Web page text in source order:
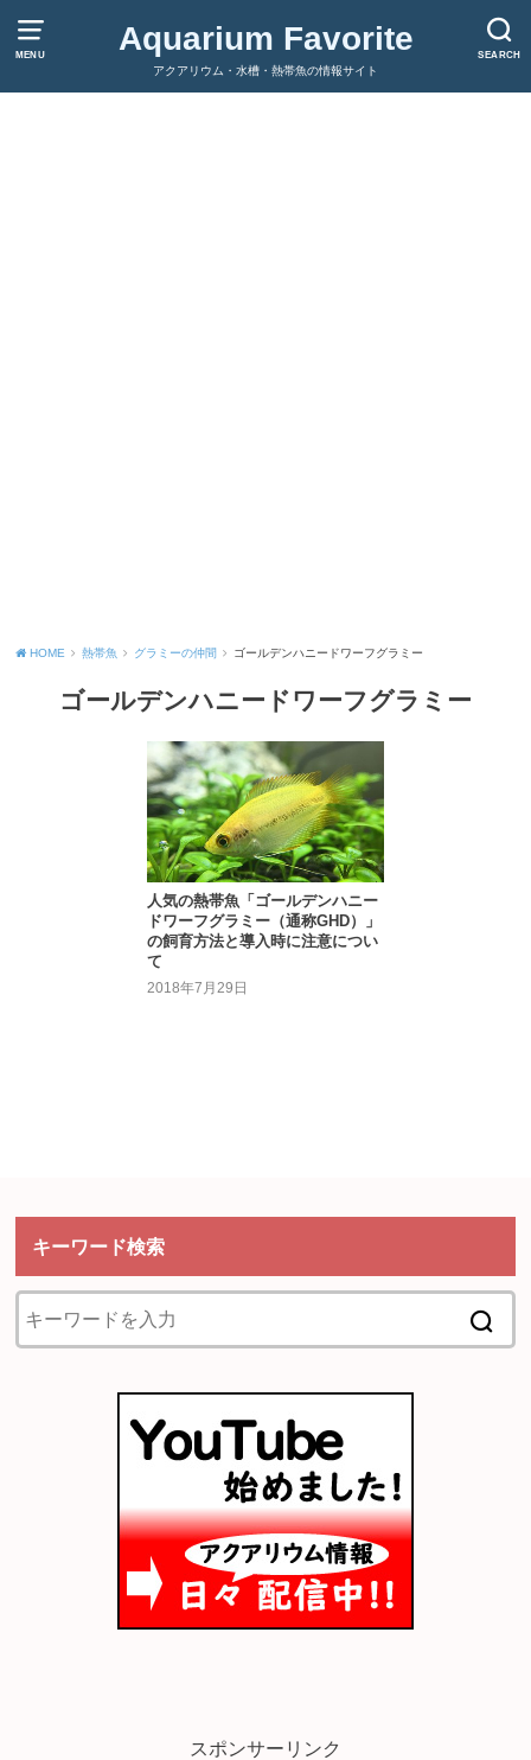
MENU SEARCH
Aquarium Favorite
アクアリウム・水槽・熱帯魚の情報サイト
HOME 熱帯魚 グラミーの仲間 ゴールデンハニードワーフグラミー
ゴールデンハニードワーフグラミー
人気の熱帯魚「ゴールデンハニー
ドワーフグラミー（通称GHD）」
の飼育方法と導入時に注意につい
て
2018年7月29日
キーワード検索
スポンサーリンク